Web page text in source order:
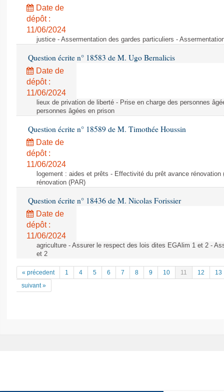
Date de
dépôt :
11/06/2024
justice - Assermentation des gardes particuliers -
Question écrite n° 18583 de M. Ugo Bernalicis
Date de
dépôt :
11/06/2024
lieux de privation de liberté - Prise en charge des personnes
personnes âgées en prison
Question écrite n° 18589 de M. Timothée Houssin
Date de
dépôt :
11/06/2024
logement : aides et prêts - Effectivité du prêt avance
rénovation (PAR)
Question écrite n° 18436 de M. Nicolas Forissier
Date de
dépôt :
11/06/2024
agriculture - Assurer le respect des lois dites EGAlim 1 et 2 -
et 2
« précedent 1 4 5 6 7 8 9 10 11 12
13
suivant »